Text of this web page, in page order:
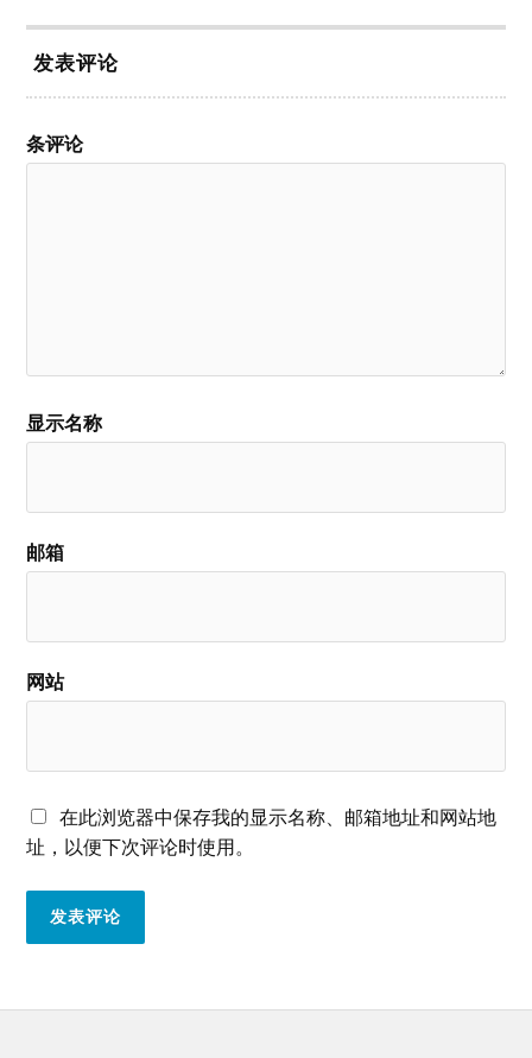
发表评论
条评论
显示名称
邮箱
网站
在此浏览器中保存我的显示名称、邮箱地址和网站地
址，以便下次评论时使用。